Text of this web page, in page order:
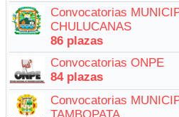
Convocatorias
CHULUCANAS
86 plazas
Convocatorias ONPE
84 plazas
Convocatorias
TAMBOPATA